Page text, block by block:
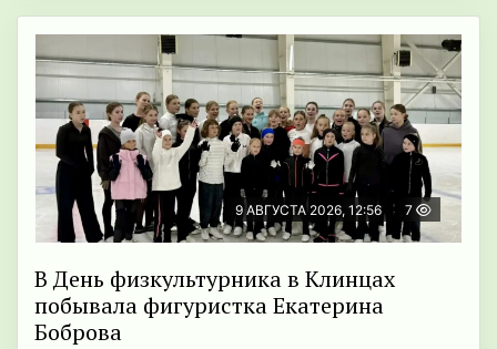
9 АВГУСТА 2026, 12:56 7
В День физкультурника в Клинцах
побывала фигуристка Екатерина
Боброва